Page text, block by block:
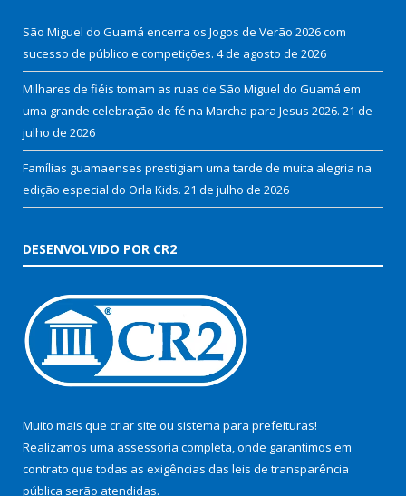
São Miguel do Guamá encerra os Jogos de Verão 2026 com
sucesso de público e competições. 4 de agosto de 2026
Milhares de fiéis tomam as ruas de São Miguel do Guamá em
uma grande celebração de fé na Marcha para Jesus 2026. 21 de
julho de 2026
Famílias guamaenses prestigiam uma tarde de muita alegria na
edição especial do Orla Kids. 21 de julho de 2026
DESENVOLVIDO POR CR2
Muito mais que criar site ou sistema para prefeituras!
Realizamos uma assessoria completa, onde garantimos em
contrato que todas as exigências das leis de transparência
pública serão atendidas.